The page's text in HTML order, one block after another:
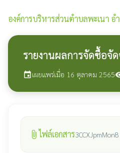
องค์การบริหารส่วนตำบลพะเนา อ
รายงานผลการจัดซื้อจั
eventเผยแพร่เมื่อ 16 ตุลาคม 2565
attach_file ไฟล์เอกสาร